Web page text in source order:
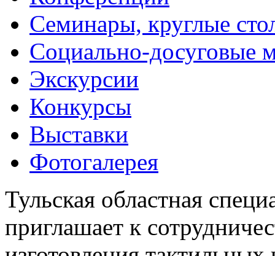
Семинары, круглые
Социально-досуговые
Экскурсии
Конкурсы
Выставки
Фотогалерея
Тульская областная
приглашает к